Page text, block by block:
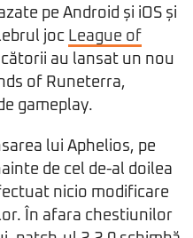
pe Android și iOS și
joc League of
au lansat un nou
of Runeterra,
gameplay.
lui Aphelios, pe
de cel de-al doilea
nicio modificare
În afara chestiunilor